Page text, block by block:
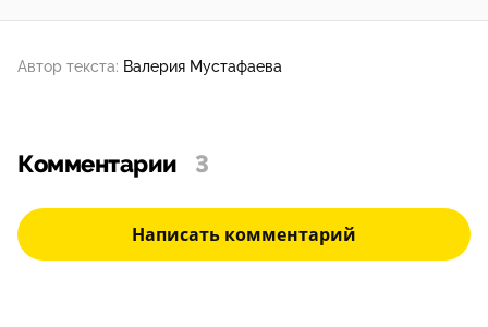
Автор текста: Валерия Мустафаева
Комментарии 3
Написать комментарий